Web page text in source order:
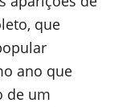
que
ano que
de um